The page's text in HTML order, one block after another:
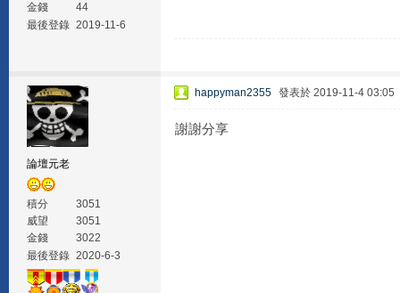
金錢
44
最後登錄 2019-11-6
論壇元老
積分
3051
威望
3051
金錢
3022
最後登錄 2020-6-3
happyman2355 發表於 2019-11-4 03:05
謝謝分享